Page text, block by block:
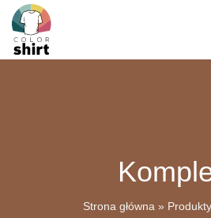
Przejdź
treści
Strona główna Produkty